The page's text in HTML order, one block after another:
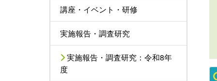
講座・イベント・研修
実施報告・調査研究
実施報告・調査研究：令和8年
度